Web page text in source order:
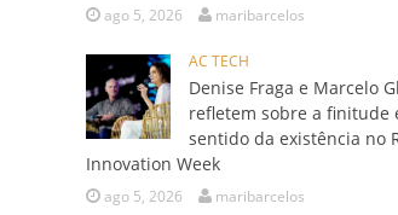
ago 5, 2026 maribarcelos
AC TECH
Denise Fraga e Marcelo
refletem sobre a finitude
sentido da existência no
Innovation Week
ago 5, 2026 maribarcelos